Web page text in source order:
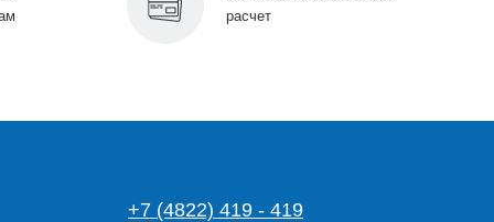
расчет
+7 (4822) 419 - 419